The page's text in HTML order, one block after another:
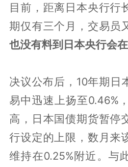
目前，距离日本央行行
期仅有三个月，交易员
也没有料到日本央行会在
决议公布后，10年期日
易中迅速上扬至0.46%
高，日本国债期货暂停
行设定的上限，数月来
维持在0.25%附近。与